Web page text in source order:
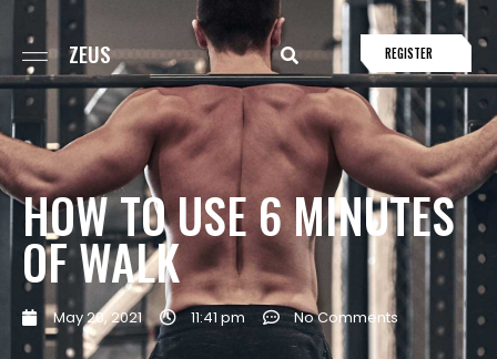
ZEUS REGISTER
HOW TO USE 6 MINUTES
OF WALK
May 20, 2021 11:41 pm No Comments